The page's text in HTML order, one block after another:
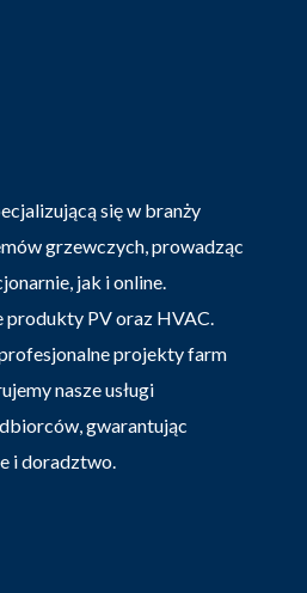
się w branży
grzewczych, prowadząc
jak i online.
produkty PV oraz HVAC.
projekty farm
nasze usługi
gwarantując
i doradztwo.